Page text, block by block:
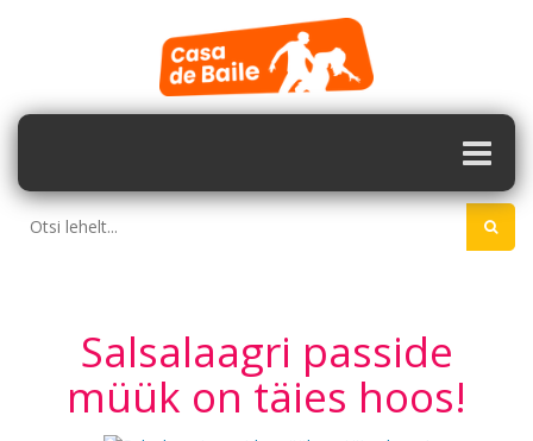
Salsalaagri passide
müük on täies hoos!